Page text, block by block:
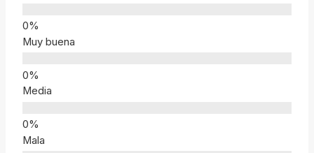
Muy buena
Media
Mala